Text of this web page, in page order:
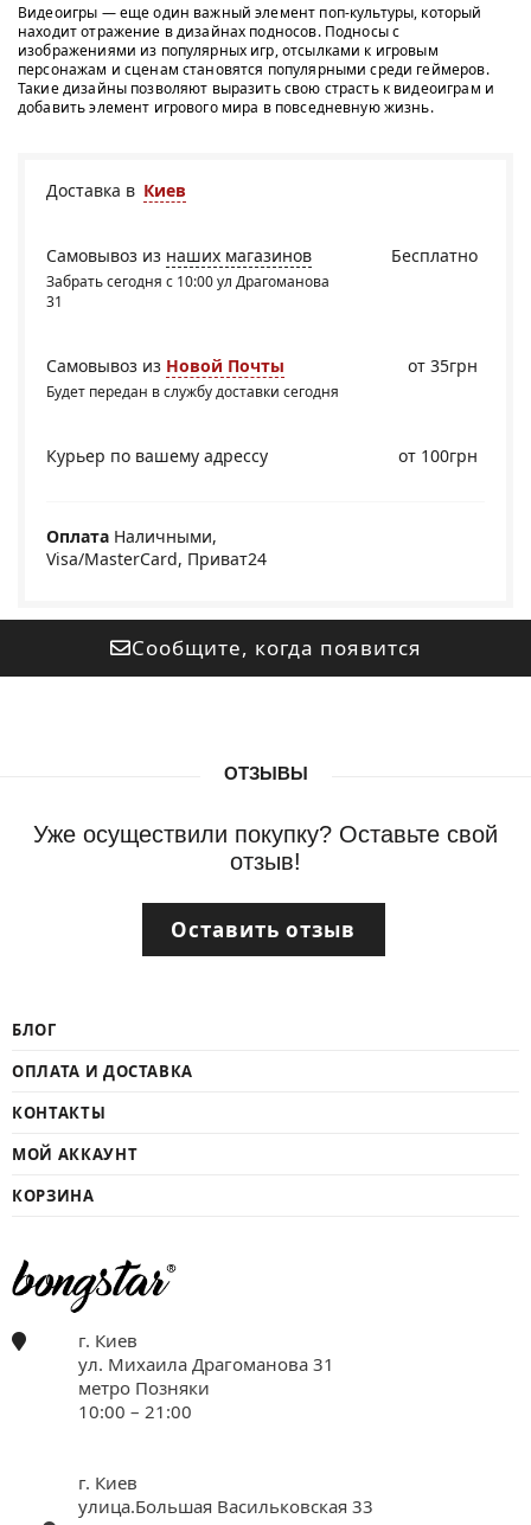
Видеоигры — еще один важный элемент поп-культуры, который
находит отражение в дизайнах подносов. Подносы с
изображениями из популярных игр, отсылками к игровым
персонажам и сценам становятся популярными среди геймеров.
Такие дизайны позволяют выразить свою страсть к видеоиграм и
добавить элемент игрового мира в повседневную жизнь.
Доставка в Киев
Бесплатно
Самовывоз из наших магазинов
Забрать сегодня с 10:00 ул Драгоманова
31
Самовывоз из Новой Почты
Будет передан в службу доставки сегодня
от 35грн
Курьер по вашему адрессу от 100грн
Оплата Наличными,
Visa/MasterCard, Приват24
Сообщите, когда появится
ОТЗЫВЫ
Уже осуществили покупку? Оставьте свой
отзыв!
Оставить отзыв
БЛОГ
ОПЛАТА И ДОСТАВКА
КОНТАКТЫ
МОЙ АККАУНТ
КОРЗИНА
г. Киев
ул. Михаила Драгоманова 31
метро Позняки
10:00 – 21:00
г. Киев
улица.Большая Васильковская 33